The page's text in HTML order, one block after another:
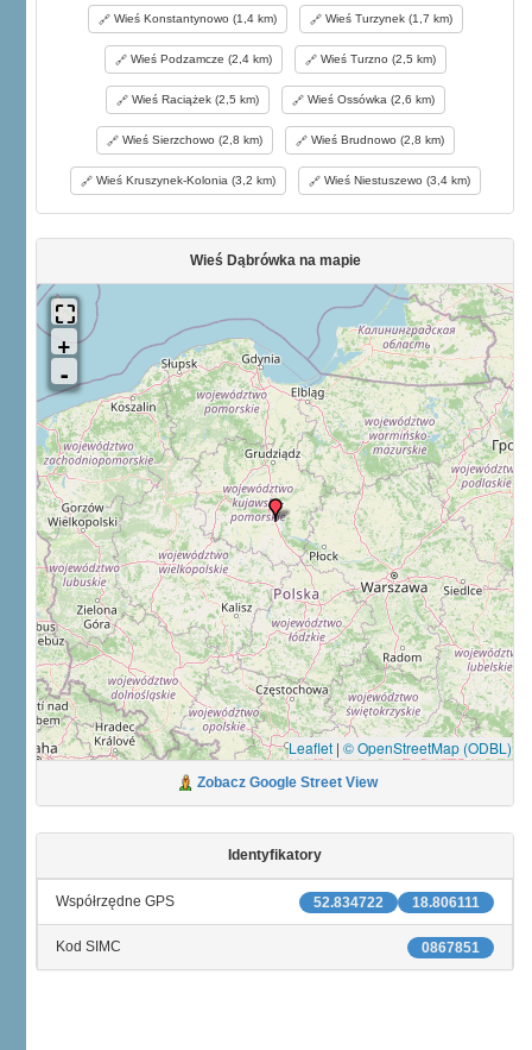
Wieś Konstantynowo (1,4 km) Wieś Turzynek (1,7 km)
Wieś Podzamcze (2,4 km) Wieś Turzno (2,5 km)
Wieś Raciążek (2,5 km) Wieś Ossówka (2,6 km)
Wieś Sierzchowo (2,8 km) Wieś Brudnowo (2,8 km)
Wieś Kruszynek-Kolonia (3,2 km) Wieś Niestuszewo (3,4 km)
Wieś Dąbrówka na mapie
Leaflet | © OpenStreetMap (ODBL)
Zobacz Google Street View
Identyfikatory
18.806111
52.834722
Współrzędne GPS
0867851
Kod SIMC